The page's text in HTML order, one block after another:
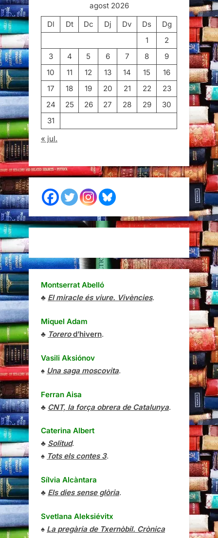
agost 2026
Dl
Dt Dc Dj Dv Ds
Dg
1
2
3
4 5 6 7 8
9
10
11 12 13 14 15
16
17
18 19 20 21 22
23
24
25 26 27 28 29
30
31
« jul.
Montserrat Abelló
♣ El miracle és viure. Vivències.
Miquel Adam
♣ Torerod’hivern.
Vasili Aksiónov
♠ Una saga moscovita.
Ferran Aisa
♣ CNT, la força obrera de Catalunya.
Caterina Albert
♣ Solitud.
♠ Tots els contes 3.
Sílvia Alcàntara
♣ Els dies sense glòria.
Svetlana Aleksiévitx
♠ La pregària de Txernòbil. Crònica